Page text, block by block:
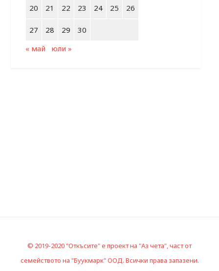
20 21 22 23 24 25 26
27 28 29
30
« май
юли »
© 2019-2020 "Откъсите" е проект на "Аз чета", част от
семейството на "Буукмарк" ООД. Всички права запазени.